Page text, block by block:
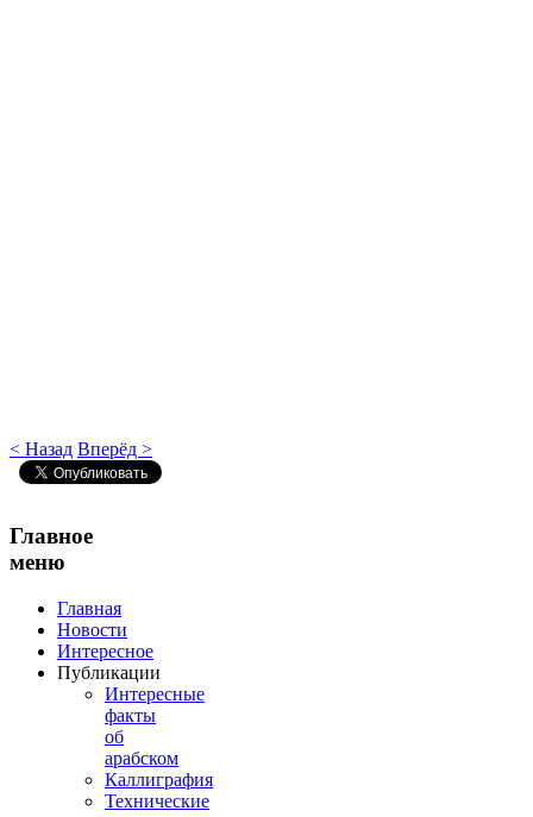
< Назад Вперёд >
Главное
меню
Главная
Новости
Интересное
Публикации
Интересные
факты
об
арабском
Каллиграфия
Технические